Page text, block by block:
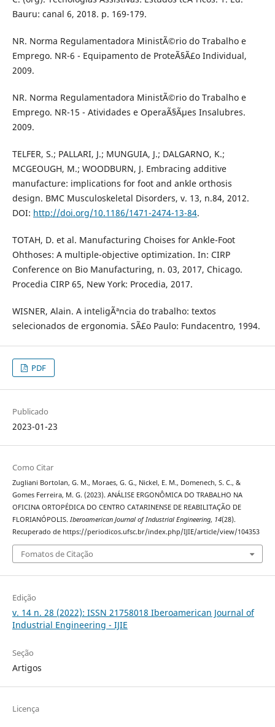
Bauru: canal 6, 2018. p. 169-179.
NR. Norma Regulamentadora MinistÃ©rio do Trabalho e
Emprego. NR-6 - Equipamento de ProteÃ§Ã£o Individual,
2009.
NR. Norma Regulamentadora MinistÃ©rio do Trabalho e
Emprego. NR-15 - Atividades e OperaÃ§Ãµes Insalubres.
2009.
TELFER, S.; PALLARI, J.; MUNGUIA, J.; DALGARNO, K.;
MCGEOUGH, M.; WOODBURN, J. Embracing additive
manufacture: implications for foot and ankle orthosis
design. BMC Musculoskeletal Disorders, v. 13, n.84, 2012.
DOI: http://doi.org/10.1186/1471-2474-13-84.
TOTAH, D. et al. Manufacturing Choises for Ankle-Foot
Ohthoses: A multiple-objective optimization. In: CIRP
Conference on Bio Manufacturing, n. 03, 2017, Chicago.
Procedia CIRP 65, New York: Procedia, 2017.
WISNER, Alain. A inteligÃªncia do trabalho: textos
selecionados de ergonomia. SÃ£o Paulo: Fundacentro, 1994.
PDF
Publicado
2023-01-23
Como Citar
Zugliani Bortolan, G. M., Moraes, G. G., Nickel, E. M., Domenech, S. C., &
Gomes Ferreira, M. G. (2023). ANÁLISE ERGONÔMICA DO TRABALHO NA
OFICINA ORTOPÉDICA DO CENTRO CATARINENSE DE REABILITAÇÃO DE
FLORIANÓPOLIS. Iberoamerican Journal of Industrial Engineering, 14(28).
Recuperado de https://periodicos.ufsc.br/index.php/IJIE/article/view/104353
Fomatos de Citação
Edição
v. 14 n. 28 (2022): ISSN 21758018 Iberoamerican Journal of
Industrial Engineering - IJIE
Seção
Artigos
Licença